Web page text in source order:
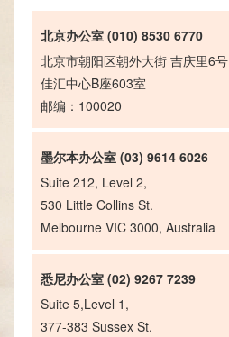
北京办公室 (010) 8530 6770
北京市朝阳区朝外大街 吉庆里6号
佳汇中心B座603室
邮编：100020
墨尔本办公室 (03) 9614 6026
Suite 212, Level 2,
530 Little Collins St.
Melbourne VIC 3000, Australia
悉尼办公室 (02) 9267 7239
Suite 5,Level 1,
377-383 Sussex St.